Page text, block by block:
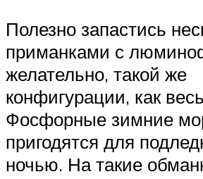
Полезно запастись
приманками с
желательно, такой же
конфигурации, как
Фосфорные зимние
пригодятся для
ночью. На такие